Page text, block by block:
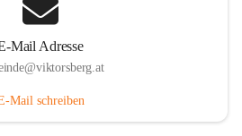
Mail Adresse
Mail schreiben